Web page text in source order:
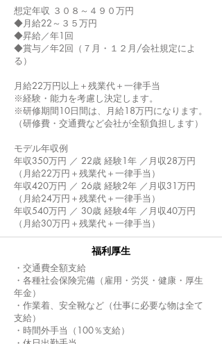
想定年収 ３０８～４９０万円
◆月給22～３５万円
◆昇給／年1回
◆賞与／年2回（７月・１２月/会社規定によ
る）
月給22万円以上＋残業代＋一律手当
※経験・能力を考慮し決定します。
※研修期間10日間は、月給18万円になります。
（研修費・交通費など会社が全額負担します）
モデル年収例
年収350万円 ／ 22歳 経験1年 ／月収28万円
（月給22万円＋残業代＋一律手当）
年収420万円 ／ 26歳 経験2年 ／月収31万円
（月給24万円＋残業代＋一律手当）
年収540万円 ／ 30歳 経験4年 ／月収40万円
（月給30万円＋残業代＋一律手当）
福利厚生
・交通費全額支給
・各種社会保険完備（雇用・労災・健康・厚生
年金）
・作業着、安全靴など（仕事に必要な物は全て
支給）
・時間外手当（100％支給）